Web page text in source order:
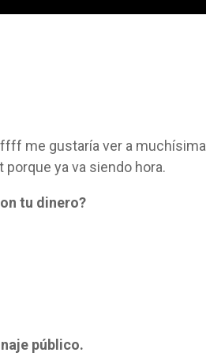
me gustaría ver a muchísima
ya va siendo hora.
tu dinero?
público.